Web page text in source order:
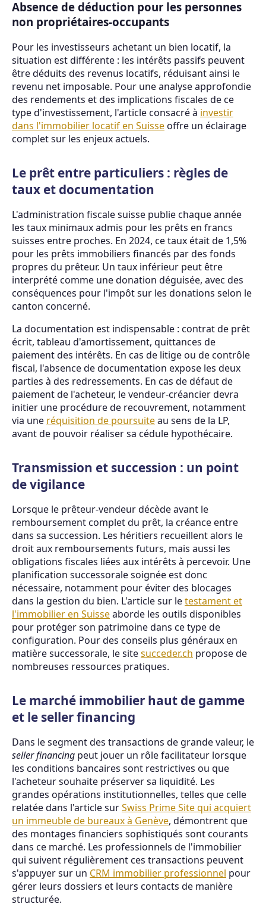
Absence de déduction pour les personnes
non propriétaires-occupants
Pour les investisseurs achetant un bien locatif, la
situation est différente : les intérêts passifs peuvent
être déduits des revenus locatifs, réduisant ainsi le
revenu net imposable. Pour une analyse approfondie
des rendements et des implications fiscales de ce
type d'investissement, l'article consacré à investir
dans l'immobilier locatif en Suisseoffre un éclairage
complet sur les enjeux actuels.
Le prêt entre particuliers : règles de
taux et documentation
L'administration fiscale suisse publie chaque année
les taux minimaux admis pour les prêts en francs
suisses entre proches. En 2024, ce taux était de 1,5%
pour les prêts immobiliers financés par des fonds
propres du prêteur. Un taux inférieur peut être
interprété comme une donation déguisée, avec des
conséquences pour l'impôt sur les donations selon le
canton concerné.
La documentation est indispensable : contrat de prêt
écrit, tableau d'amortissement, quittances de
paiement des intérêts. En cas de litige ou de contrôle
fiscal, l'absence de documentation expose les deux
parties à des redressements. En cas de défaut de
paiement de l'acheteur, le vendeur-créancier devra
initier une procédure de recouvrement, notamment
via une réquisition de poursuiteau sens de la LP,
avant de pouvoir réaliser sa cédule hypothécaire.
Transmission et succession : un point
de vigilance
Lorsque le prêteur-vendeur décède avant le
remboursement complet du prêt, la créance entre
dans sa succession. Les héritiers recueillent alors le
droit aux remboursements futurs, mais aussi les
obligations fiscales liées aux intérêts à percevoir. Une
planification successorale soignée est donc
nécessaire, notamment pour éviter des blocages
dans la gestion du bien. L'article sur letestament et
l'immobilier en Suisseaborde les outils disponibles
pour protéger son patrimoine dans ce type de
configuration. Pour des conseils plus généraux en
matière successorale, le sitesucceder.ch propose de
nombreuses ressources pratiques.
Le marché immobilier haut de gamme
et le seller financing
Dans le segment des transactions de grande valeur, le
seller financing peut jouer un rôle facilitateur lorsque
les conditions bancaires sont restrictives ou que
l'acheteur souhaite préserver sa liquidité. Les
grandes opérations institutionnelles, telles que celle
relatée dans l'article surSwiss Prime Site qui acquiert
un immeuble de bureaux à Genève, démontrent que
des montages financiers sophistiqués sont courants
dans ce marché. Les professionnels de l'immobilier
qui suivent régulièrement ces transactions peuvent
s'appuyer sur un CRM immobilier professionnel pour
gérer leurs dossiers et leurs contacts de manière
structurée.